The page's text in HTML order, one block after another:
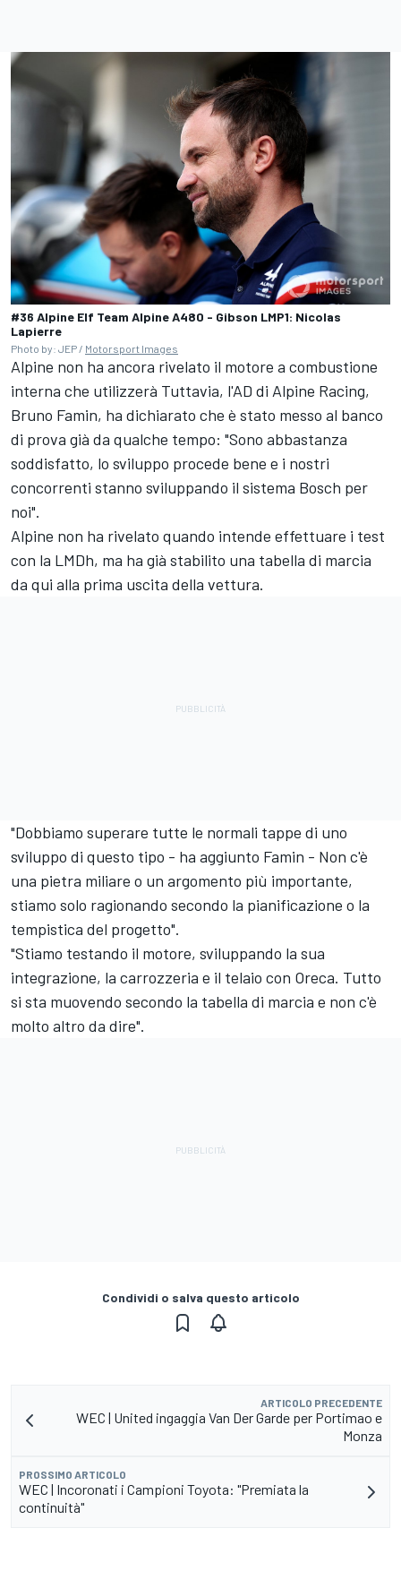
#36 Alpine Elf Team Alpine A480 - Gibson LMP1: Nicolas
Lapierre
Photo by: JEP / Motorsport Images
Alpine non ha ancora rivelato il motore a combustione
interna che utilizzerà Tuttavia, l'AD di Alpine Racing,
Bruno Famin, ha dichiarato che è stato messo al banco
di prova già da qualche tempo: "Sono abbastanza
soddisfatto, lo sviluppo procede bene e i nostri
concorrenti stanno sviluppando il sistema Bosch per
noi".
Alpine non ha rivelato quando intende effettuare i test
con la LMDh, ma ha già stabilito una tabella di marcia
da qui alla prima uscita della vettura.
"Dobbiamo superare tutte le normali tappe di uno
sviluppo di questo tipo - ha aggiunto Famin - Non c'è
una pietra miliare o un argomento più importante,
stiamo solo ragionando secondo la pianificazione o la
tempistica del progetto".
"Stiamo testando il motore, sviluppando la sua
integrazione, la carrozzeria e il telaio con Oreca. Tutto
si sta muovendo secondo la tabella di marcia e non c'è
molto altro da dire".
Condividi o salva questo articolo
ARTICOLO PRECEDENTE
WEC | United ingaggia Van Der Garde per Portimao e
Monza
PROSSIMO ARTICOLO
WEC | Incoronati i Campioni Toyota: "Premiata la
continuità"